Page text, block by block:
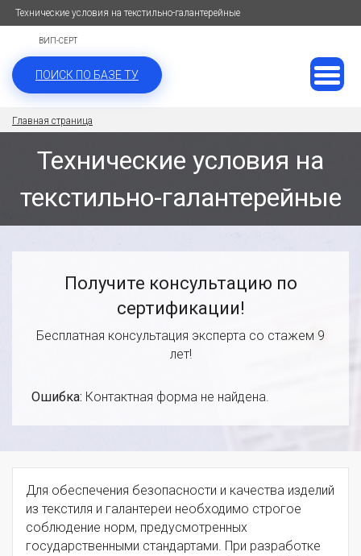
Технические условия на текстильно-галантерейные
ВИП-СЕРТ
ПОИСК ПО БАЗЕ ТУ
Главная страница
Технические условия на
текстильно-галантерейные
Получите консультацию по
сертификации!
Бесплатная консультация эксперта со стажем 9
лет!
Ошибка: Контактная форма не найдена.
Для обеспечения безопасности и качества изделий
из текстиля и галантереи необходимо строгое
соблюдение норм, предусмотренных
государственными стандартами. При разработке